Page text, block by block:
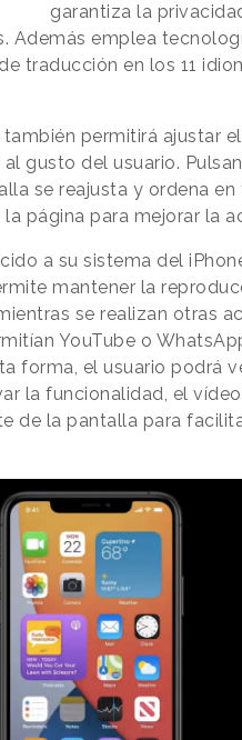
garantiza la
Además emplea
traducción en los 11
permitirá ajustar
al gusto del usuario.
se reajusta y ordena
página para mejorar la
a su sistema del
mantener la
se realizan otras
YouTube o
forma, el usuario podrá
la funcionalidad, el
de la pantalla para